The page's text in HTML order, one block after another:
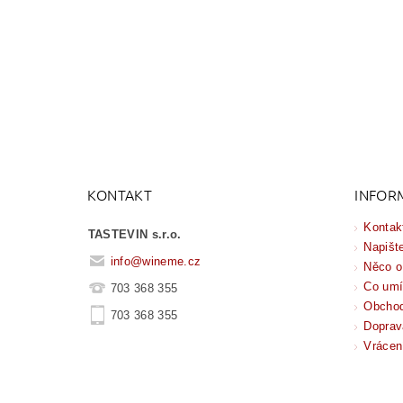
KONTAKT
TASTEVIN s.r.o.
info@wineme.cz
703 368 355
703 368 355
Něco
Co